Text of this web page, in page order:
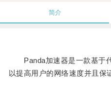
简介
Panda加速器是一款基于
以提高用户的网络速度并且保